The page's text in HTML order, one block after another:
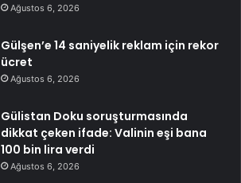
Ağustos 6, 2026
Gülşen’e 14 saniyelik reklam için rekor
ücret
Ağustos 6, 2026
Gülistan Doku soruşturmasında
dikkat çeken ifade: Valinin eşi bana
100 bin lira verdi
Ağustos 6, 2026